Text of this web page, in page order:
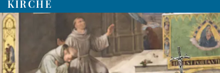
KIRCHE